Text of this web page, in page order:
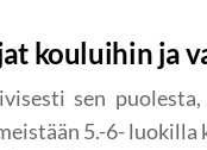
kouluihin ja
sen
5.-6-